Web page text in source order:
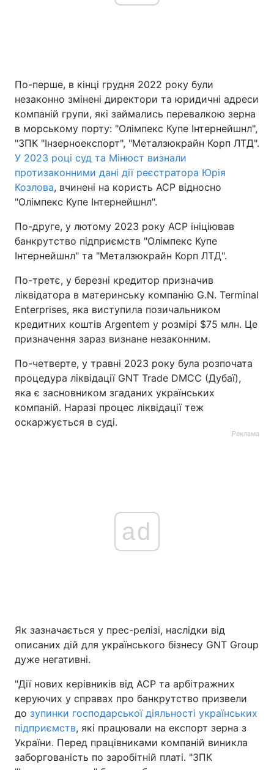
По-перше, в кінці грудня 2022 року були
незаконно змінені директори та юридичні адреси
компаній групи, які займались перевалкою зерна
в морському порту: "Олімпекс Купе Інтернейшнл",
"ЗПК "Інзерноекспорт", "Металзюкрайн Корп ЛТД".
У 2023 році суд та Мінюст визнали
протизаконними дані дії реєстратора Юрія
Козлова, вчинені на користь АСР відносно
"Олімпекс Купе Інтернейшнл".
По-друге, у лютому 2023 року АСР ініціював
банкрутство підприємств "Олімпекс Купе
Інтернейшнл" та "Металзюкрайн Корп ЛТД".
По-третє, у березні кредитор призначив
ліквідатора в материнську компанію G.N. Terminal
Enterprises, яка виступила позичальником
кредитних коштів Argentem у розмірі $75 млн. Це
призначення зараз визнане незаконним.
По-четверте, у травні 2023 року була розпочата
процедура ліквідації GNT Trade DMCC (Дубаї),
яка є засновником згаданих українських
компаній. Наразі процес ліквідації теж
оскаржується в суді.
Реклама
ad
Як зазначається у прес-релізі, наслідки від
описаних дій для українського бізнесу GNT Group
дуже негативні.
"Дії нових керівників від ACP та арбітражних
керуючих у справах про банкрутство призвели
до зупинки господарської діяльності українських
підприємств, які працювали на експорт зерна з
України. Перед працівниками компаній виникла
заборгованість по заробітній платі. "ЗПК